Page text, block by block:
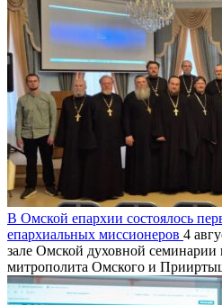
В Омской епархии состоялось
епархиальных миссионеров 4
зале Омской духовной семинарии
митрополита Омского и